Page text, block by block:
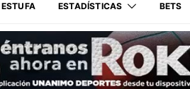
ESTADÍSTICAS BETS